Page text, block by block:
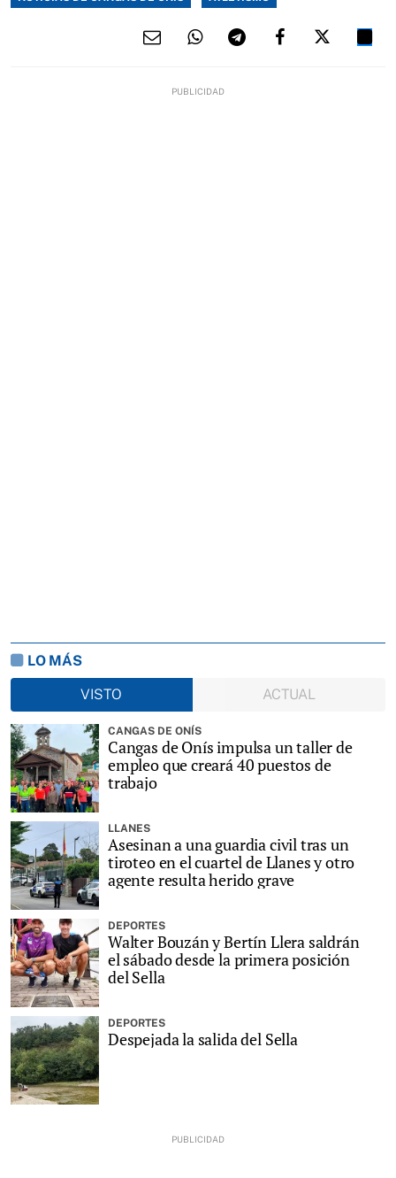
LO MÁS
VISTO
ACTUAL
CANGAS DE ONÍS
Cangas de Onís impulsa un taller de
empleo que creará 40 puestos de
trabajo
LLANES
Asesinan a una guardia civil tras un
tiroteo en el cuartel de Llanes y otro
agente resulta herido grave
DEPORTES
Walter Bouzán y Bertín Llera saldrán
el sábado desde la primera posición
del Sella
DEPORTES
Despejada la salida del Sella